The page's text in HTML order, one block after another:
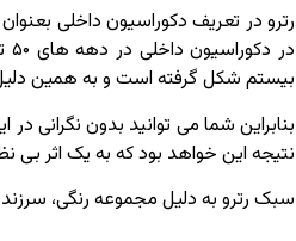
رترو در تعریف دکوراسیون داخلی
بیستم شکل گرفته است و به همین
بنابراین شما می توانید بدون
نتیجه این خواهد بود که به یک اثر
سبک رترو به دلیل مجموعه رنگی،